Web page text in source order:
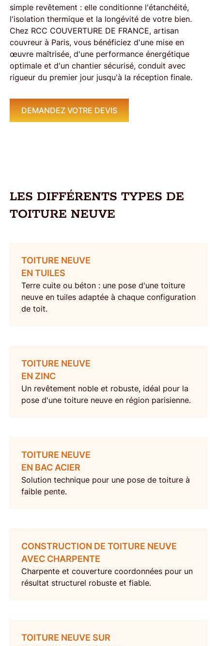
simple revêtement : elle conditionne l'étanchéité,
l'isolation thermique et la longévité de votre bien.
Chez RCC COUVERTURE DE FRANCE, artisan
couvreur à Paris, vous bénéficiez d'une mise en
œuvre maîtrisée, d'une performance énergétique
optimale et d'un chantier sécurisé, conduit avec
rigueur du premier jour jusqu'à la réception finale.
DEMANDEZ VOTRE DEVIS
LES DIFFÉRENTS TYPES DE
TOITURE NEUVE
TOITURE NEUVE
EN TUILES
Terre cuite ou béton : une pose d'une toiture
neuve en tuiles adaptée à chaque configuration
de toit.
TOITURE NEUVE
EN ZINC
Un revêtement noble et robuste, idéal pour la
pose d'une toiture neuve en région parisienne.
TOITURE NEUVE
EN BAC ACIER
Solution technique pour une pose de toiture à
faible pente.
CONSTRUCTION DE TOITURE NEUVE
AVEC CHARPENTE
Charpente et couverture coordonnées pour un
résultat structurel robuste et fiable.
TOITURE NEUVE SUR